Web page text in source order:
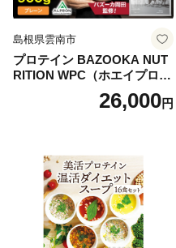
島根県雲南市
プロテイン BAZOOKA NUT
RITION WPC（ホエイプロテ
イン）＜プレーン＞ 900g｜
バズーカ岡田監修・植物由来
ロン [AIEN005]
26,000円